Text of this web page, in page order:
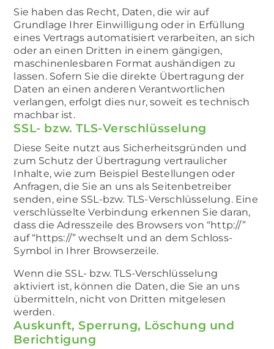
Sie haben das Recht, Daten, die wir auf
Grundlage Ihrer Einwilligung oder in Erfüllung
eines Vertrags automatisiert verarbeiten, an sich
oder an einen Dritten in einem gängigen,
maschinenlesbaren Format aushändigen zu
lassen. Sofern Sie die direkte Übertragung der
Daten an einen anderen Verantwortlichen
verlangen, erfolgt dies nur, soweit es technisch
machbar ist.
SSL- bzw. TLS-Verschlüsselung
Diese Seite nutzt aus Sicherheitsgründen und
zum Schutz der Übertragung vertraulicher
Inhalte, wie zum Beispiel Bestellungen oder
Anfragen, die Sie an uns als Seitenbetreiber
senden, eine SSL-bzw. TLS-Verschlüsselung. Eine
verschlüsselte Verbindung erkennen Sie daran,
dass die Adresszeile des Browsers von “http://”
auf “https://” wechselt und an dem Schloss-
Symbol in Ihrer Browserzeile.
Wenn die SSL- bzw. TLS-Verschlüsselung
aktiviert ist, können die Daten, die Sie an uns
übermitteln, nicht von Dritten mitgelesen
werden.
Auskunft, Sperrung, Löschung und
Berichtigung